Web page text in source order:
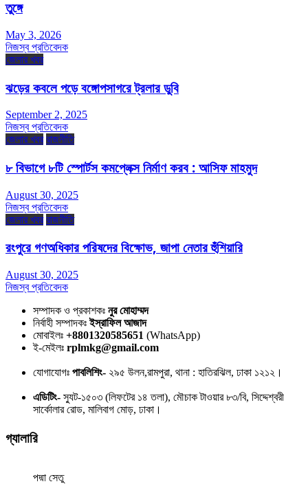
তুঙ্গে
May 3, 2026
নিজস্ব প্রতিবেদক
জেলার খবর
ঝড়ের কবলে পড়ে বঙ্গোপসাগরে ট্রলার ডুবি
September 2, 2025
নিজস্ব প্রতিবেদক
জেলার খবর রাজনীতি
৮ বিভাগে ৮টি স্পোর্টস কমপ্লেক্স নির্মাণ করব : আসিফ মাহমুদ
August 30, 2025
নিজস্ব প্রতিবেদক
জেলার খবর রাজনীতি
রংপুরে গণঅধিকার পরিষদের বিক্ষোভ, জাপা নেতার হুঁশিয়ারি
August 30, 2025
নিজস্ব প্রতিবেদক
সম্পাদক ও প্রকাশকঃ নুর মোহাম্মদ
নির্বাহী সম্পাদকঃইস্রাফিল আজাদ
মোবাইলঃ +8801320585651 (WhatsApp)
ই-মেইলঃ rplmkg@gmail.com
যোগাযোগঃ পাবলিশিং- ২৯৫ উলন,রামপুরা, থানা : হাতিরঝিল, ঢাকা ১২১২।
এডিটিং- স্যুট-১৫০৩ (লিফটের ১৪ তলা), মৌচাক টাওয়ার ৮৩/বি, সিদ্দেশ্বরী
সার্কোলার রোড, মালিবাগ মোড়, ঢাকা।
গ্যালারি
পদ্মা সেতু